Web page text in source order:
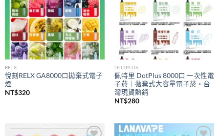
RELX
悅刻RELX GA8000口拋棄式電子
煙
NT$320
DOTPLUS
佩特里 DotPlus 8000口 一次性電
子菸｜拋棄式大容量電子菸・台
灣現貨熱銷
NT$280